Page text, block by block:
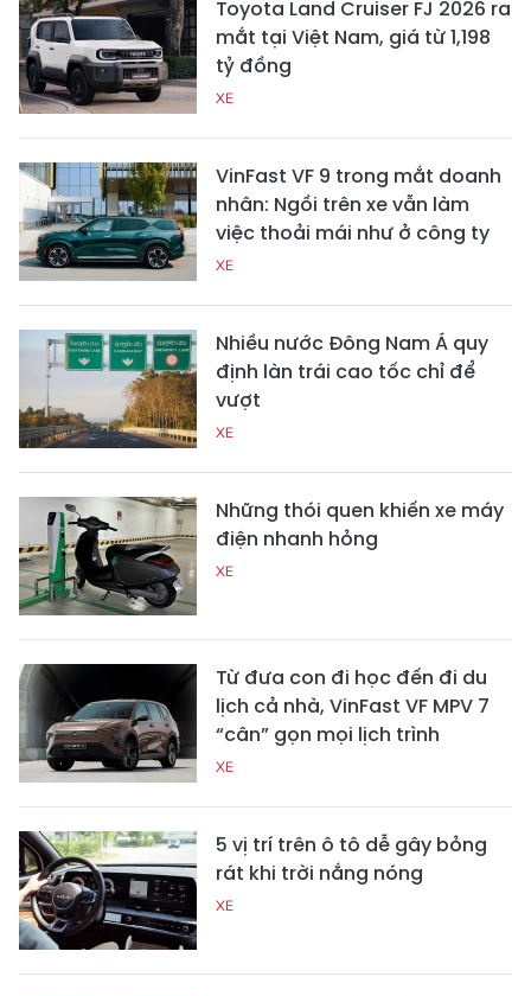
Toyota Land Cruiser FJ 2026 ra
mắt tại Việt Nam, giá từ 1,198
tỷ đồng
XE
VinFast VF 9 trong mắt doanh
nhân: Ngồi trên xe vẫn làm
việc thoải mái như ở công ty
XE
Nhiều nước Đông Nam Á quy
định làn trái cao tốc chỉ để
vượt
XE
Những thói quen khiến xe máy
điện nhanh hỏng
XE
Từ đưa con đi học đến đi du
lịch cả nhà, VinFast VF MPV 7
“cân” gọn mọi lịch trình
XE
5 vị trí trên ô tô dễ gây bỏng
rát khi trời nắng nóng
XE